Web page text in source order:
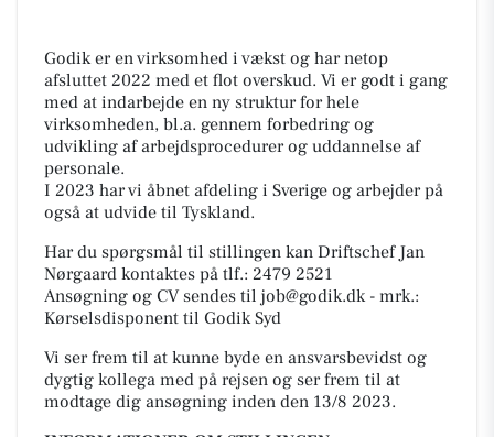
Godik er en virksomhed i vækst og har netop
afsluttet 2022 med et flot overskud. Vi er godt i gang
med at indarbejde en ny struktur for hele
virksomheden, bl.a. gennem forbedring og
udvikling af arbejdsprocedurer og uddannelse af
personale.
I 2023 har vi åbnet afdeling i Sverige og arbejder på
også at udvide til Tyskland.
Har du spørgsmål til stillingen kan Driftschef Jan
Nørgaard kontaktes på tlf.: 2479 2521
Ansøgning og CV sendes til job@godik.dk- mrk.:
Kørselsdisponent til Godik Syd
Vi ser frem til at kunne byde en ansvarsbevidst og
dygtig kollega med på rejsen og ser frem til at
modtage dig ansøgning inden den 13/8 2023.